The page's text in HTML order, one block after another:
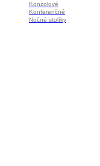
Konzolové
Konferenčné
Nočné stolíky